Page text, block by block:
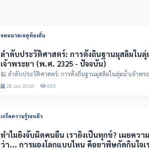
จดหมายเหตุท้องถิ่น
ลำดับประวัติศาสตร์: การตั้งถิ่นฐานมุสลิมในลุ่
เจ้าพระยา (พ.ศ. 2325 - ปัจจุบัน)
🕌 ลำดับประวัติศาสตร์: การตั้งถิ่นฐานมุสลิมในลุ่มน้ำเจ้าพร
2325 - ปัจจุบ...
28 Jan 2026 665
เกร็ดความรู้รอบตัว
ทำไมยิ่งจับผิดคนอื่น เรายิ่งเป็นทุกข์? เผยควา
ว่า... การมองโลกแบบไหน คือยาพิษกัดกินใจเร